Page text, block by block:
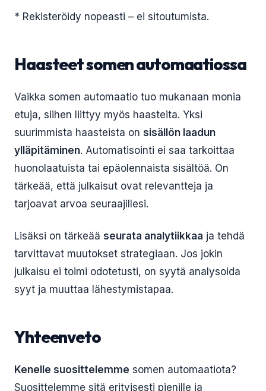
* Rekisteröidy nopeasti – ei sitoutumista.
Haasteet somen automaatiossa
Vaikka somen automaatio tuo mukanaan monia
etuja, siihen liittyy myös haasteita. Yksi
suurimmista haasteista on sisällön laadun
ylläpitäminen. Automatisointi ei saa tarkoittaa
huonolaatuista tai epäolennaista sisältöä. On
tärkeää, että julkaisut ovat relevantteja ja
tarjoavat arvoa seuraajillesi.
Lisäksi on tärkeää seurata analytiikkaa ja tehdä
tarvittavat muutokset strategiaan. Jos jokin
julkaisu ei toimi odotetusti, on syytä analysoida
syyt ja muuttaa lähestymistapaa.
Yhteenveto
Kenelle suosittelemme somen automaatiota?
Suosittelemme sitä erityisesti pienille ja